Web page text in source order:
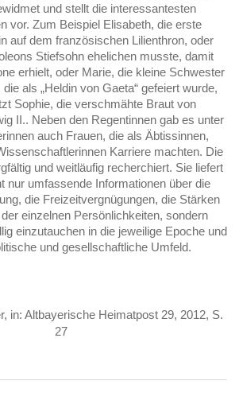
und stellt die interessantesten
vor. Zum Beispiel Elisabeth, die erste
auf dem französischen Lilienthron, oder
Stiefsohn ehelichen musste, damit
erhielt, oder Marie, die kleine Schwester
als „Heldin von Gaeta“ gefeiert wurde,
Sophie, die verschmähte Braut von
II.. Neben den Regentinnen gab es unter
auch Frauen, die als Äbtissinnen,
Karriere machten. Die
und weitläufig recherchiert. Sie liefert
nur umfassende Informationen über die
die Freizeitvergnügungen, die Stärken
einzelnen Persönlichkeiten, sondern
einzutauchen in die jeweilige Epoche und
und gesellschaftliche Umfeld.
in: Altbayerische Heimatpost 29, 2012, S.
27